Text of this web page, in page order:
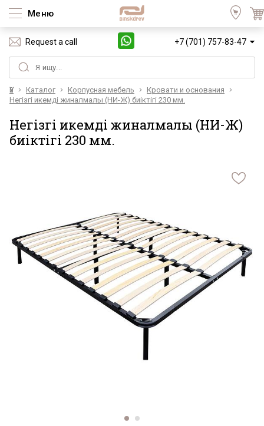
Меню
Request a call +7 (701) 757-83-47
Үй Каталог Корпусная мебель
Кровати и основания
Негізгі икемді жиналмалы (НИ-Ж) биіктігі 230 мм.
Негізгі икемді жиналмалы (НИ-Ж)
биіктігі 230 мм.